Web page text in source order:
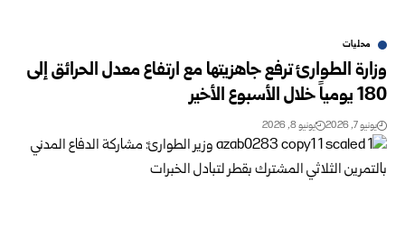
محليات
وزارة الطوارئ ترفع جاهزيتها مع ارتفاع معدل الحرائق إلى
180 يومياً خلال الأسبوع الأخير
يونيو 7, 2026 يونيو 8, 2026